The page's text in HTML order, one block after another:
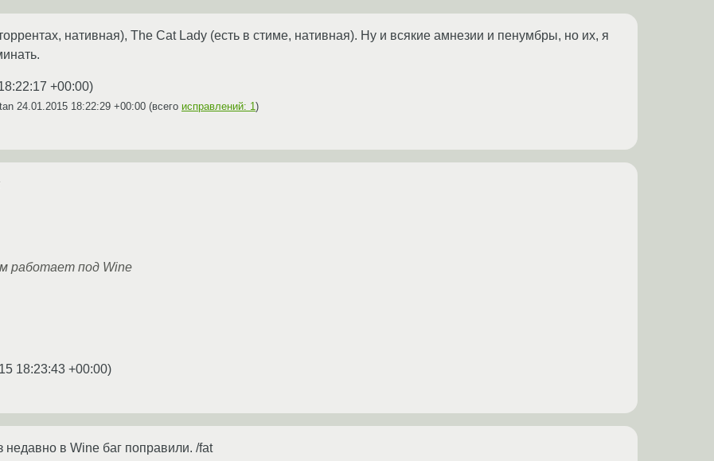
нативная), The Cat Lady (есть в стиме, нативная). Ну и всякие амнезии и пенумбры, но их, я
+00:00)
24.01.2015 18:22:29 +00:00 (всего исправлений: 1 )
работает под Wine
18:23:43 +00:00)
недавно в Wine баг поправили. /fat